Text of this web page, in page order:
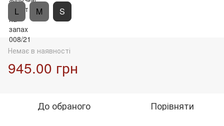
L M S
Немає в наявності
945.00 грн
До обраного Порівняти